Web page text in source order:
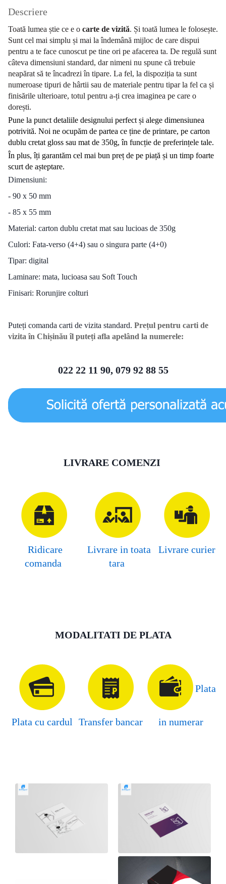
Descriere
Toată lumea știe ce e o carte de vizită. Și toată lumea le folosește.
Sunt cel mai simplu și mai la îndemână mijloc de care dispui
pentru a te face cunoscut pe tine ori pe afacerea ta. De regulă sunt
câteva dimensiuni standard, dar nimeni nu spune că trebuie
neapărat să te încadrezi în tipare. La fel, la dispoziția ta sunt
numeroase tipuri de hârtii sau de materiale pentru tipar la fel ca și
finisările ulterioare, totul pentru a-ți crea imaginea pe care o
dorești.
Pune la punct detaliile designului perfect și alege dimensiunea
potrivită. Noi ne ocupăm de partea ce ține de printare, pe carton
dublu cretat gloss sau mat de 350g, în funcție de preferințele tale.
În plus, îți garantăm cel mai bun preț de pe piață și un timp foarte
scurt de așteptare.
Dimensiuni:
- 90 x 50 mm
- 85 x 55 mm
Material: carton dublu cretat mat sau lucioas de 350g
Culori: Fata-verso (4+4) sau o singura parte (4+0)
Tipar: digital
Laminare: mata, lucioasa sau Soft Touch
Finisari: Rorunjire colturi
Puteți comanda carti de vizita standard. Prețul pentru carti de
vizita în Chișinău îl puteți afla apelând la numerele:
022 22 11 90, 079 92 88 55
LIVRARE COMENZI
Ridicare
comanda
Livrare in toata
tara
Livrare curier
MODALITATI DE PLATA
Plata cu cardul Transfer bancar
Plata
in numerar